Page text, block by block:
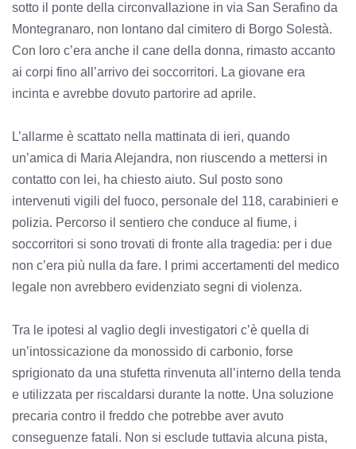
sotto il ponte della circonvallazione in via San Serafino da
Montegranaro, non lontano dal cimitero di Borgo Solestà.
Con loro c’era anche il cane della donna, rimasto accanto
ai corpi fino all’arrivo dei soccorritori. La giovane era
incinta e avrebbe dovuto partorire ad aprile.
L’allarme è scattato nella mattinata di ieri, quando
un’amica di Maria Alejandra, non riuscendo a mettersi in
contatto con lei, ha chiesto aiuto. Sul posto sono
intervenuti vigili del fuoco, personale del 118, carabinieri e
polizia. Percorso il sentiero che conduce al fiume, i
soccorritori si sono trovati di fronte alla tragedia: per i due
non c’era più nulla da fare. I primi accertamenti del medico
legale non avrebbero evidenziato segni di violenza.
Tra le ipotesi al vaglio degli investigatori c’è quella di
un’intossicazione da monossido di carbonio, forse
sprigionato da una stufetta rinvenuta all’interno della tenda
e utilizzata per riscaldarsi durante la notte. Una soluzione
precaria contro il freddo che potrebbe aver avuto
conseguenze fatali. Non si esclude tuttavia alcuna pista,